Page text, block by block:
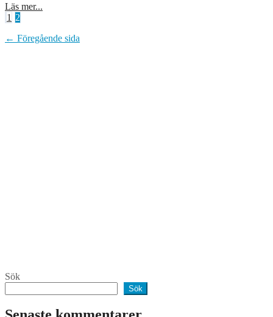
Läs mer...
Sidnumrering
för
1 2
← Föregående sida
Sök
Sök